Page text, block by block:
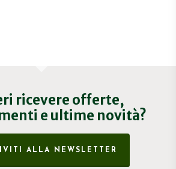
ricevere offerte,
e ultime novità?
ALLA NEWSLETTER